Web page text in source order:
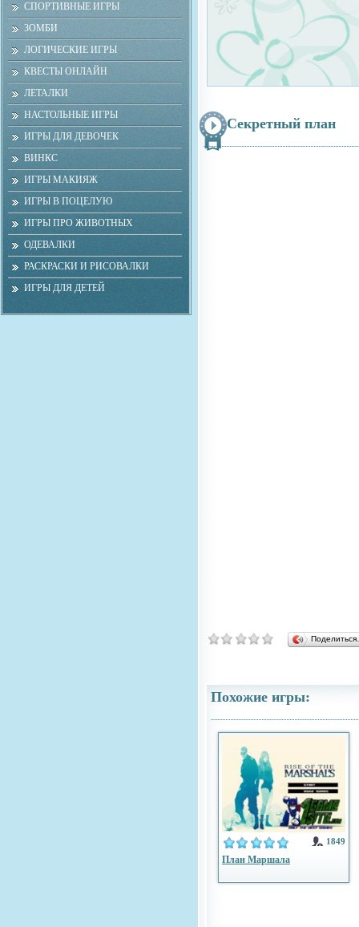
СПОРТИВНЫЕ ИГРЫ
ЗОМБИ
ЛОГИЧЕСКИЕ ИГРЫ
КВЕСТЫ ОНЛАЙН
ЛЕТАЛКИ
НАСТОЛЬНЫЕ ИГРЫ
ИГРЫ ДЛЯ ДЕВОЧЕК
ВИНКС
ИГРЫ МАКИЯЖ
ИГРЫ В ПОЦЕЛУЮ
ИГРЫ ПРО ЖИВОТНЫХ
ОДЕВАЛКИ
РАСКРАСКИ И РИСОВАЛКИ
ИГРЫ ДЛЯ ДЕТЕЙ
Секретный план
Похожие игры:
1849
План Маршала